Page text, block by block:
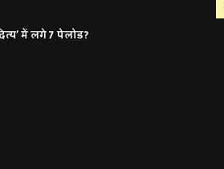
में लगे 7 पेलोड?